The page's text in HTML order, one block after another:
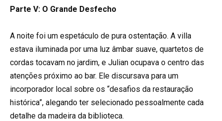
Parte V: O Grande Desfecho
A noite foi um espetáculo de pura ostentação. A villa
estava iluminada por uma luz âmbar suave, quartetos de
cordas tocavam no jardim, e Julian ocupava o centro das
atenções próximo ao bar. Ele discursava para um
incorporador local sobre os “desafios da restauração
histórica”, alegando ter selecionado pessoalmente cada
detalhe da madeira da biblioteca.